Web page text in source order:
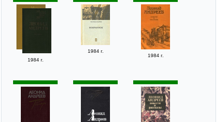
1984 г.
1984 г.
1984 г.